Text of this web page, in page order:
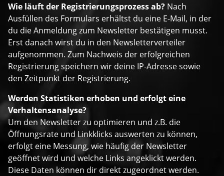
Wie läuft der Registrierungsprozess ab? Nach
Ausfüllen des Formulars erhältst du eine E-Mail, in der
du die Anmeldung zum Newsletter bestätigen musst.
Erst danach wirst du in den Newsletterverteiler
aufgenommen. Zum Nachweis der erfolgreichen
Registrierung speichern wir deine IP-Adresse sowie
den Zeitpunkt der Registrierung.
Werden Statistiken erhoben und erfolgt eine
Verhaltensanalyse?
Um den Newsletter zu optimieren und z.B. die
Öffnungsrate und Linkklicks auswerten zu können,
erfolgt eine Messung, wie häufig der Newsletter
geöffnet wird und welche Links angeklickt werden.
Diese Daten können dir direkt zugeordnet werden.